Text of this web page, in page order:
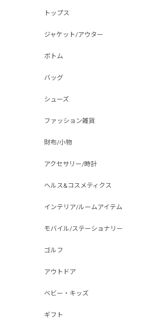
トップス
ジャケット/アウター
ボトム
バッグ
シューズ
ファッション雑貨
財布/小物
アクセサリー/時計
ヘルス&コスメティクス
インテリア/ルームアイテム
モバイル/ステーショナリー
ゴルフ
アウトドア
ベビー・キッズ
ギフト